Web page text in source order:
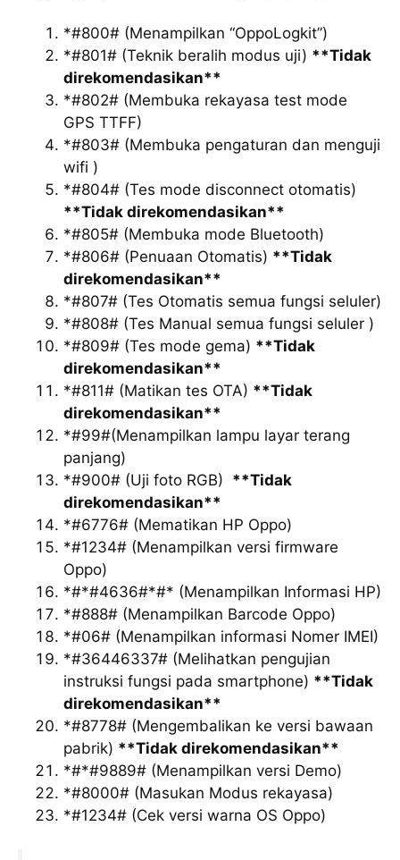
*#800# (Menampilkan “OppoLogkit”)
*#801# (Teknik beralih modus uji) **Tidak
direkomendasikan**
*#802# (Membuka rekayasa test mode
GPS TTFF)
*#803# (Membuka pengaturan dan menguji
wifi )
*#804# (Tes mode disconnect otomatis)
**Tidak direkomendasikan**
*#805# (Membuka mode Bluetooth)
*#806# (Penuaan Otomatis) **Tidak
direkomendasikan**
*#807# (Tes Otomatis semua fungsi seluler)
*#808# (Tes Manual semua fungsi seluler )
*#809# (Tes mode gema) **Tidak
direkomendasikan**
*#811# (Matikan tes OTA) **Tidak
direkomendasikan**
*#99#(Menampilkan lampu layar terang
panjang)
*#900# (Uji foto RGB) **Tidak
direkomendasikan**
*#6776# (Mematikan HP Oppo)
*#1234# (Menampilkan versi firmware
Oppo)
*#*#4636#*#* (Menampilkan Informasi HP)
*#888# (Menampilkan Barcode Oppo)
*#06# (Menampilkan informasi Nomer IMEI)
*#36446337# (Melihatkan pengujian
instruksi fungsi pada smartphone) **Tidak
direkomendasikan**
*#8778# (Mengembalikan ke versi bawaan
pabrik) **Tidak direkomendasikan**
*#*#9889# (Menampilkan versi Demo)
*#8000# (Masukan Modus rekayasa)
*#1234# (Cek versi warna OS Oppo)